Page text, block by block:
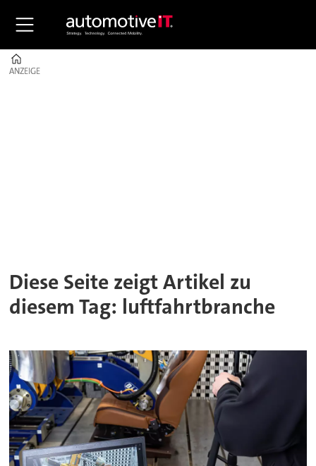
ANZEIGE
ANZEIGE
Diese Seite zeigt Artikel zu
diesem Tag: luftfahrtbranche